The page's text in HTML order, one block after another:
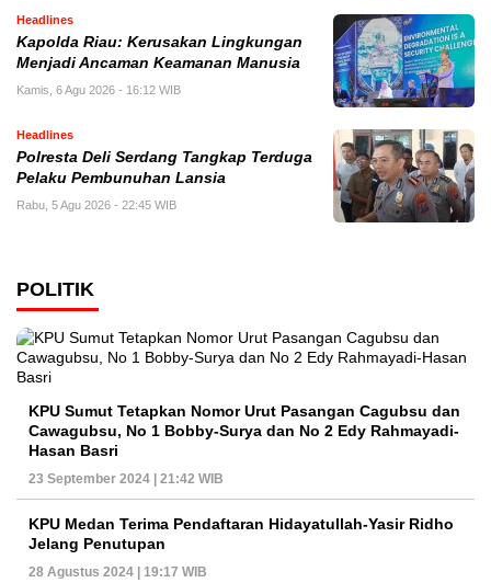
Headlines
Kapolda Riau: Kerusakan Lingkungan
Menjadi Ancaman Keamanan Manusia
Kamis, 6 Agu 2026 - 16:12 WIB
Headlines
Polresta Deli Serdang Tangkap Terduga
Pelaku Pembunuhan Lansia
Rabu, 5 Agu 2026 - 22:45 WIB
POLITIK
KPU Sumut Tetapkan Nomor Urut Pasangan Cagubsu dan
Cawagubsu, No 1 Bobby-Surya dan No 2 Edy Rahmayadi-
Hasan Basri
23 September 2024 | 21:42 WIB
KPU Medan Terima Pendaftaran Hidayatullah-Yasir Ridho
Jelang Penutupan
28 Agustus 2024 | 19:17 WIB